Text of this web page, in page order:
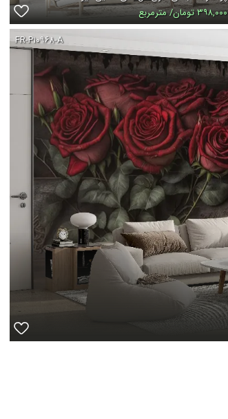
۳۹۸,۰۰۰ تومان/ مترمربع
FR-P۱۰۹۶۸-A